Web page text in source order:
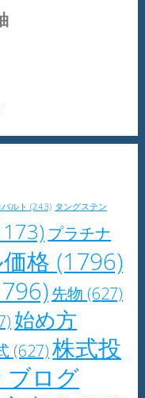
バルト (243) タングステン
プラチナ
格 (1796)
先物 (627)
始め方
(627)株式投
ブログ